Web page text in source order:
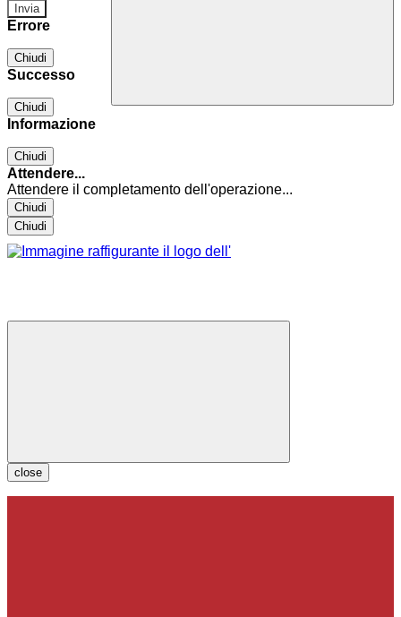
Errore
Chiudi
Successo
Chiudi
Informazione
Chiudi
Attendere...
Attendere il completamento dell'operazione...
Chiudi
Chiudi
close